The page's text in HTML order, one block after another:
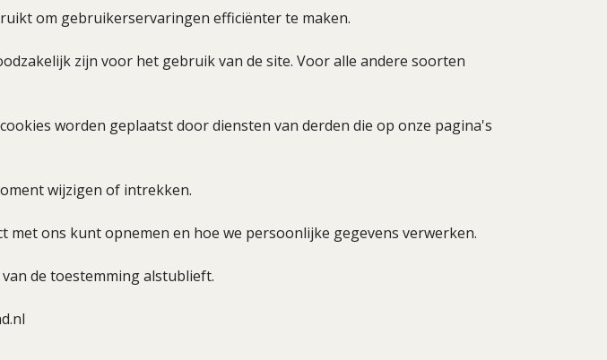
om gebruikerservaringen efficiënter te maken.
zijn voor het gebruik van de site. Voor alle andere soorten
worden geplaatst door diensten van derden die op onze pagina's
wijzigen of intrekken.
ons kunt opnemen en hoe we persoonlijke gegevens verwerken.
de toestemming alstublieft.